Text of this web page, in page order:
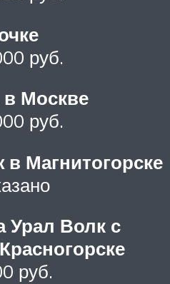
руб.
Москве
руб.
Магнитогорске
Урал Волк с
руб.